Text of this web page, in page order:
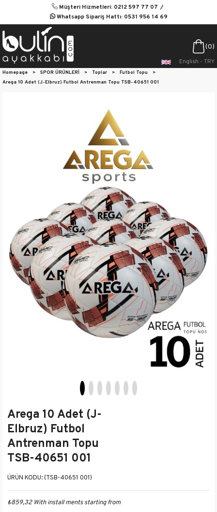
Müşteri Hizmetleri: 0212 597 77 07
Whatsapp Sipariş Hattı: 0531 956 14 69
0
English - TRY
Homepage > SPOR ÜRÜNLERİ > Toplar > Futbol Topu
>
Arega 10 Adet (J-Elbruz) Futbol Antrenman Topu TSB-40651 001
Arega 10 Adet (J-
Elbruz) Futbol
Antrenman Topu
TSB-40651 001
(TSB-40651 001)
₺859,32 With install ments starting from